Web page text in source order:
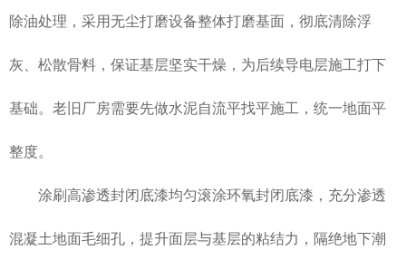
除油处理，采用无尘打磨设备整体打磨基面，彻底清除浮
灰、松散骨料，保证基层坚实干燥，为后续导电层施工打下
基础。老旧厂房需要先做水泥自流平找平施工，统一地面平
整度。
涂刷高渗透封闭底漆均匀滚涂环氧封闭底漆，充分渗透
混凝土地面毛细孔，提升面层与基层的粘结力，隔绝地下潮